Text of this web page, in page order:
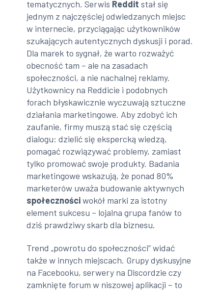
tematycznych. Serwis Reddit stał się
jednym z najczęściej odwiedzanych miejsc
w internecie, przyciągając użytkowników
szukających autentycznych dyskusji i porad.
Dla marek to sygnał, że warto rozważyć
obecność tam – ale na zasadach
społeczności, a nie nachalnej reklamy.
Użytkownicy na Reddicie i podobnych
forach błyskawicznie wyczuwają sztuczne
działania marketingowe. Aby zdobyć ich
zaufanie, firmy muszą stać się częścią
dialogu: dzielić się ekspercką wiedzą,
pomagać rozwiązywać problemy, zamiast
tylko promować swoje produkty. Badania
marketingowe wskazują, że ponad 80%
marketerów uważa budowanie aktywnych
społecznościwokół marki za istotny
element sukcesu – lojalna grupa fanów to
dziś prawdziwy skarb dla biznesu.
Trend „powrotu do społeczności” widać
także w innych miejscach. Grupy dyskusyjne
na Facebooku, serwery na Discordzie czy
zamknięte forum w niszowej aplikacji – to